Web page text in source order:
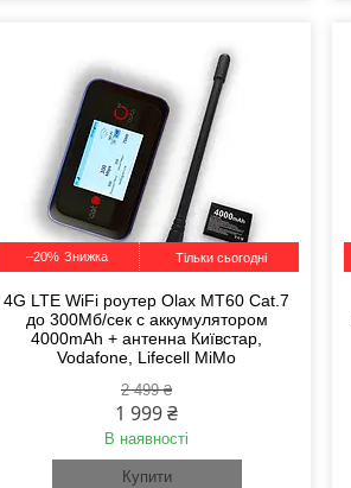
–20% Тільки сьогодні
4G LTE WiFi роутер Olax MT60 Cat.7
до 300Мб/сек с аккумулятором
4000mAh + антенна Київстар,
Vodafone, Lifecell MiMo
2 499 ₴
1 999 ₴
В наявності
Купити